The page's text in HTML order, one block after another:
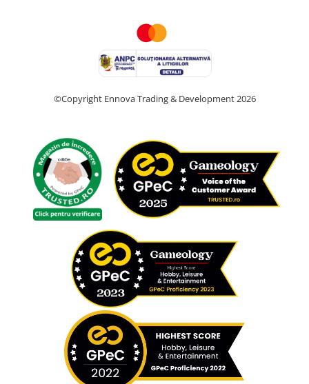
©Copyright Ennova Trading & Development 2026